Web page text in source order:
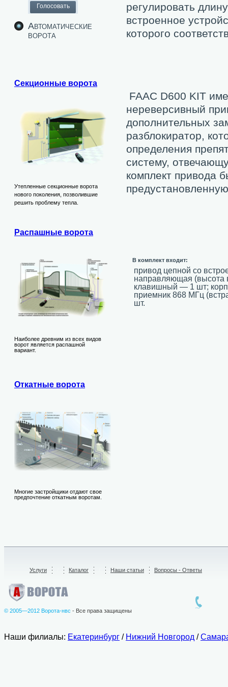
Автоматические
ворота
Секционные ворота
Утепленные секционные ворота
нового поколения, позволившие
решить проблему тепла.
Распашные ворота
Наиболее древним из всех видов
ворот является распашной
вариант.
Откатные ворота
Многие застройщики отдают свое
предпочтение откатным воротам.
регулировать
встроенное
которого
FAAC D600 KIT
нереверсивный
дополнительных
разблокиратор,
определения
систему,
комплект привода
В комплект входит:
привод цепной со
направляющая
клавишный — 1 шт;
приемник 868 МГц
шт.
Услуги Каталог Наши статьи Вопросы - Ответы
© 2005—2012 Ворота-нвс - Все права защищены
Наши филиалы: Екатеринбург / Нижний Новгород /